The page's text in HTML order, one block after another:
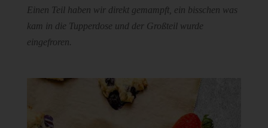
Einen Teil haben wir direkt gemampft, ein bisschen was
kam in die Tupperdose und der Großteil wurde
eingefroren.